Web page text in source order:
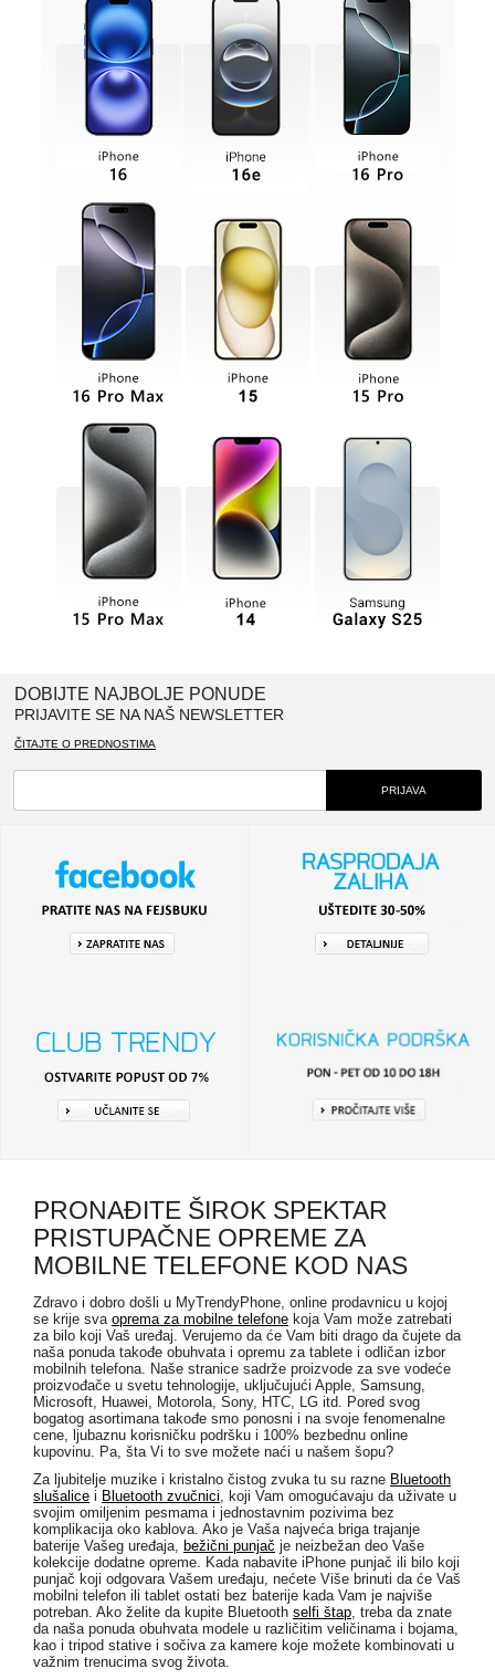
DOBIJTE NAJBOLJE PONUDE
PRIJAVITE SE NA NAŠ NEWSLETTER
ČITAJTE O PREDNOSTIMA
PRONAĐITE ŠIROK SPEKTAR
PRISTUPAČNE OPREME ZA
MOBILNE TELEFONE KOD NAS
Zdravo i dobro došli u MyTrendyPhone, online prodavnicu u kojoj
se krije sva oprema za mobilne telefone koja Vam može zatrebati
za bilo koji Vaš uređaj. Verujemo da će Vam biti drago da čujete da
naša ponuda takođe obuhvata i opremu za tablete i odličan izbor
mobilnih telefona. Naše stranice sadrže proizvode za sve vodeće
proizvođače u svetu tehnologije, uključujući Apple, Samsung,
Microsoft, Huawei, Motorola, Sony, HTC, LG itd. Pored svog
bogatog asortimana takođe smo ponosni i na svoje fenomenalne
cene, ljubaznu korisničku podršku i 100% bezbednu online
kupovinu. Pa, šta Vi to sve možete naći u našem šopu?
Za ljubitelje muzike i kristalno čistog zvuka tu su razne Bluetooth
slušalice i Bluetooth zvučnici, koji Vam omogućavaju da uživate u
svojim omiljenim pesmama i jednostavnim pozivima bez
komplikacija oko kablova. Ako je Vaša najveća briga trajanje
baterije Vašeg uređaja, bežični punjač je neizbežan deo Vaše
kolekcije dodatne opreme. Kada nabavite iPhone punjač ili bilo koji
punjač koji odgovara Vašem uređaju, nećete Više brinuti da će Vaš
mobilni telefon ili tablet ostati bez baterije kada Vam je najviše
potreban. Ako želite da kupite Bluetooth selfi štap, treba da znate
da naša ponuda obuhvata modele u različitim veličinama i bojama,
kao i tripod stative i sočiva za kamere koje možete kombinovati u
važnim trenucima svog života.